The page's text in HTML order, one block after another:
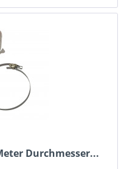
Durchmesser...